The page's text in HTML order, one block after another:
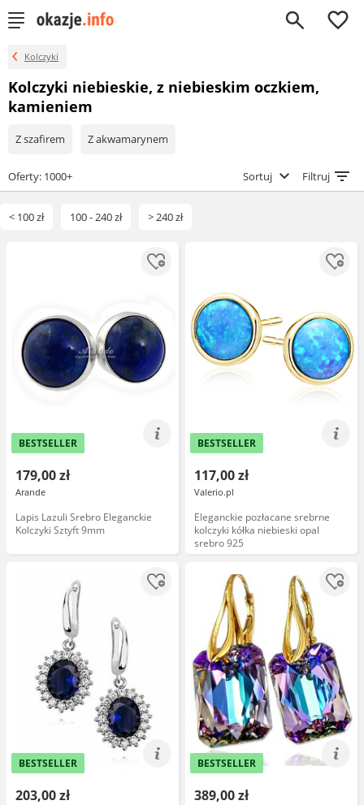
0
Kolczyki
Kolczyki niebieskie, z niebieskim oczkiem,
kamieniem
Z szafirem Z akwamarynem
Oferty: 1000+ Sortuj Filtruj
< 100 zł 100 - 240 zł > 240 zł
BESTSELLER
179,00 zł
Arande
Lapis Lazuli Srebro Eleganckie
Kolczyki Sztyft 9mm
BESTSELLER
117,00 zł
Valerio.pl
Eleganckie pozłacane srebrne
kolczyki kółka niebieski opal
srebro 925
BESTSELLER
203,00 zł
BESTSELLER
389,00 zł